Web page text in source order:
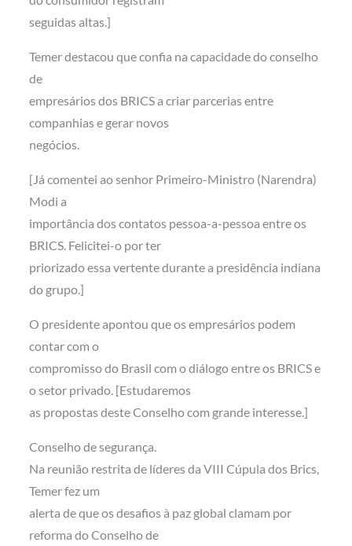
seguidas altas.]
Temer destacou que confia na capacidade do conselho
de
empresários dos BRICS a criar parcerias entre
companhias e gerar novos
negócios.
[Já comentei ao senhor Primeiro-Ministro (Narendra)
Modi a
importância dos contatos pessoa-a-pessoa entre os
BRICS. Felicitei-o por ter
priorizado essa vertente durante a presidência indiana
do grupo.]
O presidente apontou que os empresários podem
contar com o
compromisso do Brasil com o diálogo entre os BRICS e
o setor privado. [Estudaremos
as propostas deste Conselho com grande interesse.]
Conselho de segurança.
Na reunião restrita de líderes da VIII Cúpula dos Brics,
Temer fez um
alerta de que os desafios à paz global clamam por
reforma do Conselho de